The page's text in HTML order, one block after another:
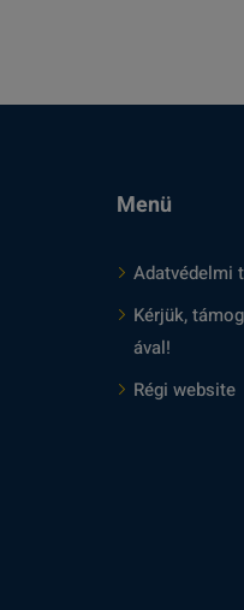
Menü
Adatvédelmi
Kérjük,
ával!
Régi website